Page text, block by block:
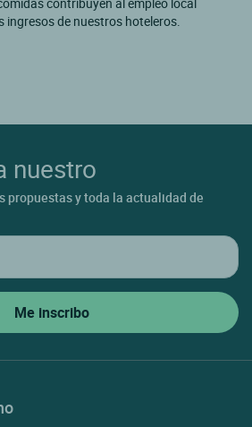
ingresos de nuestros hoteleros.
nuestro
propuestas y toda la actualidad de